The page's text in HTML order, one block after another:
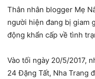
Thân nhân blogger Mẹ
người hiện đang bị giam
động khẩn cấp về tình
Vào tối ngày 20/5/2017,
24 Đặng Tất, Nha Trang